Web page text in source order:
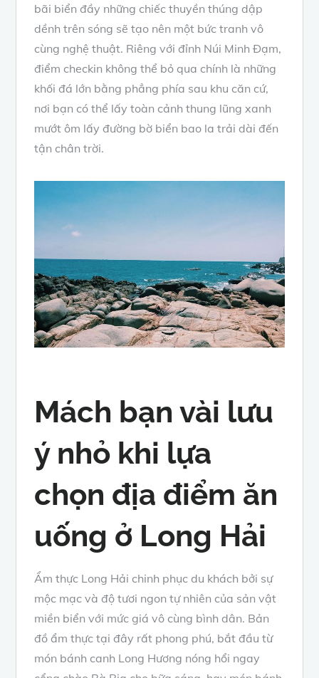
bãi biển đầy những chiếc thuyền thúng dập
dềnh trên sóng sẽ tạo nên một bức tranh vô
cùng nghệ thuật. Riêng với đỉnh Núi Minh Đạm,
điểm checkin không thể bỏ qua chính là những
khối đá lớn bằng phẳng phía sau khu căn cứ,
nơi bạn có thể lấy toàn cảnh thung lũng xanh
mướt ôm lấy đường bờ biển bao la trải dài đến
tận chân trời.
Mách bạn vài lưu
ý nhỏ khi lựa
chọn địa điểm ăn
uống ở Long Hải
Ẩm thực Long Hải chinh phục du khách bởi sự
mộc mạc và độ tươi ngon tự nhiên của sản vật
miền biển với mức giá vô cùng bình dân. Bản
đồ ẩm thực tại đây rất phong phú, bắt đầu từ
món bánh canh Long Hương nóng hổi ngay